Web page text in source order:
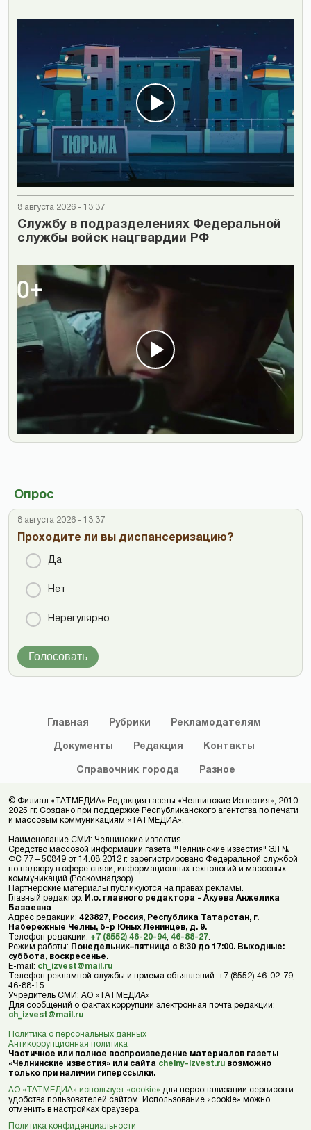
8 августа 2026 - 13:37
Cлужбу в подразделениях Федеральной
службы войск нацгвардии РФ
Опрос
8 августа 2026 - 13:37
Проходите ли вы диспансеризацию?
Да
Нет
Нерегулярно
Голосовать
Главная Рубрики Рекламодателям
Документы Редакция Контакты
Справочник города Разное
© Филиал «ТАТМЕДИА» Редакция газеты «Челнинские Известия», 2010-
2025 гг. Создано при поддержке Республиканского агентства по печати
и массовым коммуникациям «ТАТМЕДИА».
Наименование СМИ: Челнинские известия
Средство массовой информации газета "Челнинские известия" ЭЛ №
ФС 77 – 50849 от 14.08.2012 г. зарегистрировано Федеральной службой
по надзору в сфере связи, информационных технологий и массовых
коммуникаций (Роскомнадзор)
Партнерские материалы публикуются на правах рекламы.
Главный редактор: И.о. главного редактора - Акуева Анжелика
Базаевна
Адрес редакции: 423827, Россия, Республика Татарстан, г.
Набережные Челны, б-р Юных Ленинцев, д. 9.
Телефон редакции: +7 (8552) 46-20-94 46-88-27
Режим работы: Понедельник–пятница с 8:30 до 17:00. Выходные:
суббота, воскресенье.
E-mail: ch_izvest@mail.ru
Телефон рекламной службы и приема объявлений: +7 (8552) 46-02-79,
46-88-15
Учредитель СМИ: АО «ТАТМЕДИА»
Для сообщений о фактах коррупции электронная почта редакции:
ch_izvest@mail.ru
Политика о персональных данных
Антикоррупционная политика
Частичное или полное воспроизведение материалов газеты
«Челнинские известия» или сайта chelny-izvest.ru возможно
только при наличии гиперссылки.
АО «ТАТМЕДИА» использует «cookie» для персонализации сервисов и
удобства пользователей сайтом. Использование «cookie» можно
отменить в настройках браузера.
Политика конфиденциальности